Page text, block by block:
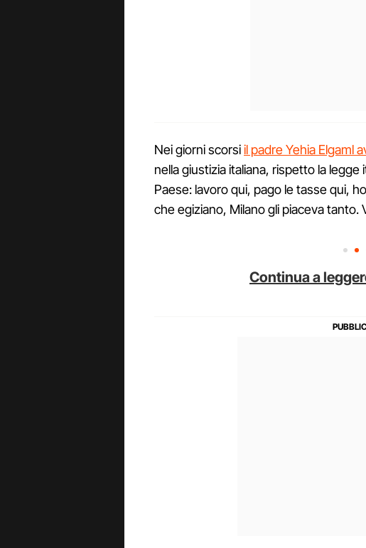
Nei giorni scorsiil padre Yehia Elgaml
nella giustizia italiana, rispetto la legge
Paese: lavoro qui, pago le tasse qui,
che egiziano, Milano gli piaceva tanto.
Continua a